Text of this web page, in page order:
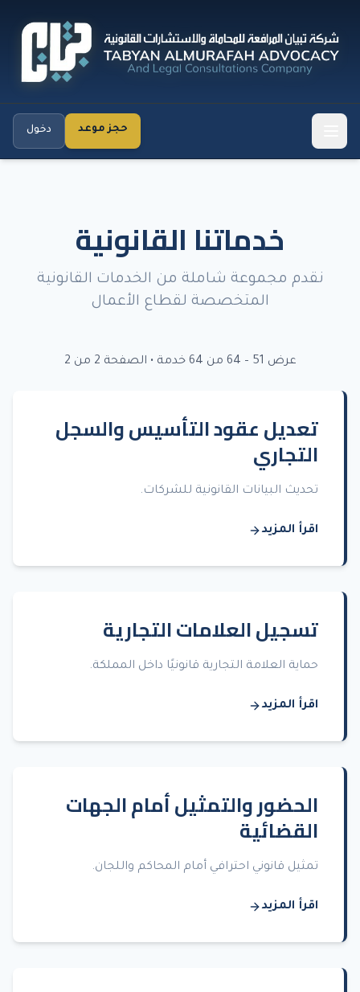
حجز موعد دخول
خدماتنا القانونية
نقدم مجموعة شاملة من الخدمات القانونية
المتخصصة لقطاع الأعمال
عرض 51
–
64 من 64 خدمة • الصفحة 2 من 2
تعديل عقود التأسيس والسجل
التجاري
تحديث البيانات القانونية للشركات.
اقرأ المزيد
تسجيل العلامات التجارية
حماية العلامة التجارية قانونيًا داخل المملكة.
اقرأ المزيد
الحضور والتمثيل أمام الجهات
القضائية
تمثيل قانوني احترافي أمام المحاكم واللجان.
اقرأ المزيد